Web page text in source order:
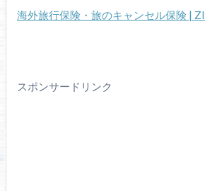
海外旅行保険・旅のキャンセル保険 |
スポンサードリンク